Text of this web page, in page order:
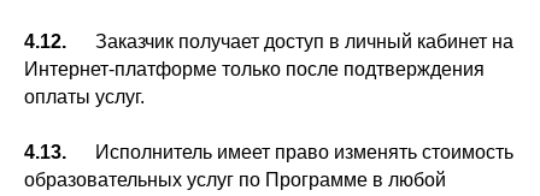
4.12. Заказчик получает доступ в личный кабинет на
Интернет-платформе только после подтверждения
оплаты услуг.
4.13.
Исполнитель имеет право изменять стоимость
образовательных услуг по Программе в любой